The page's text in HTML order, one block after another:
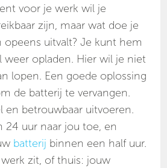
voor je werk wil je
zijn, maar wat doe je
opeens uitvalt? Je kunt hem
weer opladen. Hier wil je niet
lopen. Een goede oplossing
de batterij te vervangen.
en betrouwbaar uitvoeren.
uur naar jou toe, en
batterij binnen een half uur.
zit, of thuis: jouw